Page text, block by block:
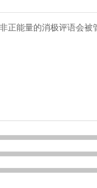
正能量的消极评语会被